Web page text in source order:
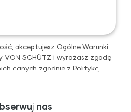
akceptujeszOgólne Warunki
VON SCHÜTZ i wyrażasz zgodę
danych zgodnie zPolityką
nas